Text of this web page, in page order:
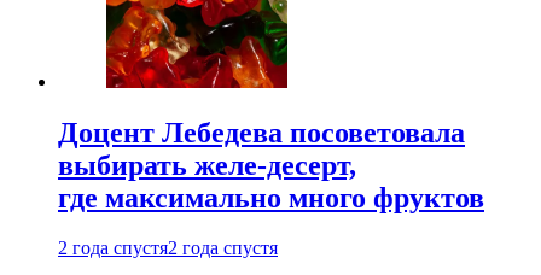
Доцент Лебедева посоветовала
выбирать желе-десерт,
где максимально много фруктов
2 года спустя2 года спустя